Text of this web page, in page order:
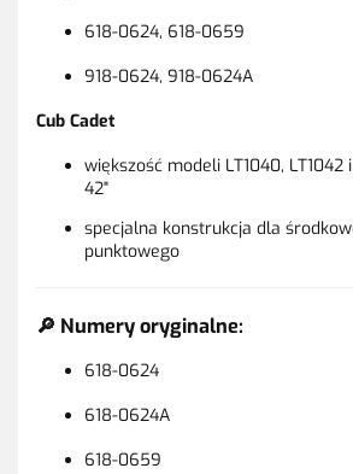
618-0624, 618-0659
918-0624, 918-0624A
Cub Cadet
większość modeli LT1040, LT1042
42"
specjalna konstrukcja dla
punktowego
🔎 Numery oryginalne:
618-0624
618-0624A
618-0659